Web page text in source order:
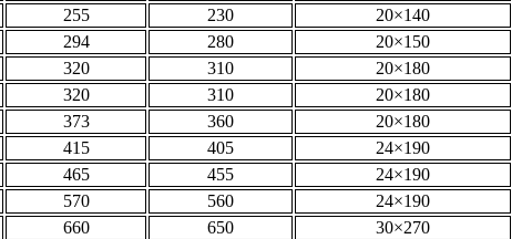
255 230
20×140
294 280
20×150
320 310
20×180
320 310
20×180
373 360
20×180
415 405
24×190
465 455
24×190
570 560
24×190
660 650
30×270